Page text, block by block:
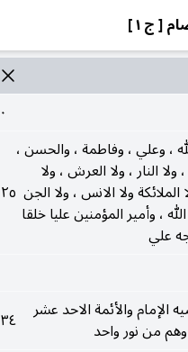
[ ج ١ ]
٠
، وعلي ، وفاطمة ، والحسن ،
النار ، ولا العرش ، ولا
ولا الانس ، ولا الجن
، وأمير المؤمنين عليا خلقا
علي
٢٥
الإمام والأئمة الاحد عشر
وهم من نور واحد
٣٤